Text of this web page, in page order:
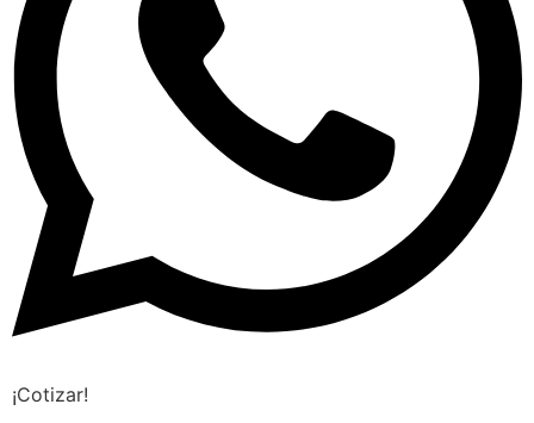
¡Cotizar!